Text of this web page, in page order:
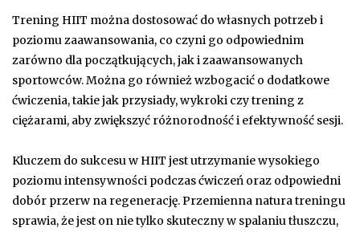
Trening HIIT można dostosować do własnych potrzeb i
poziomu zaawansowania, co czyni go odpowiednim
zarówno dla początkujących, jak i zaawansowanych
sportowców. Można go również wzbogacić o dodatkowe
ćwiczenia, takie jak przysiady, wykroki czy trening z
ciężarami, aby zwiększyć różnorodność i efektywność sesji.
Kluczem do sukcesu w HIIT jest utrzymanie wysokiego
poziomu intensywności podczas ćwiczeń oraz odpowiedni
dobór przerw na regenerację. Przemienna natura treningu
sprawia, że jest on nie tylko skuteczny w spalaniu tłuszczu,